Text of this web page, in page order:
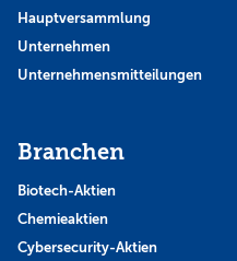
Hauptversammlung
Unternehmen
Unternehmensmitteilungen
Branchen
Biotech-Aktien
Chemieaktien
Cybersecurity-Aktien